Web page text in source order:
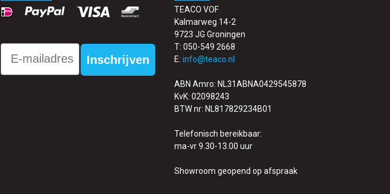
Email
Inschrijven
TEACO VOF
Kalmarweg 14-2
9723 JG Groningen
T: 050-549 2668
E: info@teaco.nl
ABN Amro: NL31ABNA0429545878
KvK: 02098243
BTW nr: NL817829234B01
Telefonisch bereikbaar:
ma-vr 9.30-13.00 uur
Showroom geopend op afspraak